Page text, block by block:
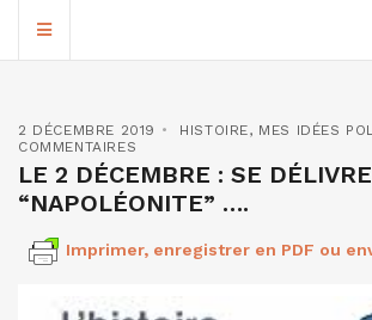
2 DÉCEMBRE 2019 HISTOIRE, MES IDÉES
COMMENTAIRES
LE 2 DÉCEMBRE : SE
“NAPOLÉONITE” ….
Imprimer, enregistrer en PDF ou